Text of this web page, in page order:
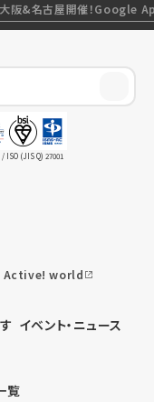
大阪&名古屋開催！Google
/ ISO (JIS Q) 27001
Active! world
イベント・ニュース
覧